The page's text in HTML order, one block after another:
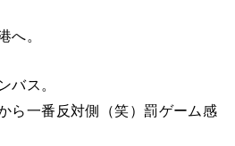
へ。
バス。
ら一番反対側（笑）罰ゲーム感